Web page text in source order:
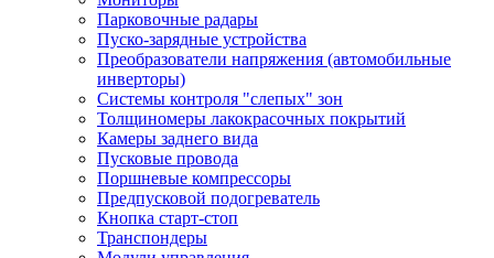
Парковочные радары
Пуско-зарядные устройства
Преобразователи напряжения (автомобильные
инверторы)
Системы контроля "слепых" зон
Толщиномеры лакокрасочных покрытий
Камеры заднего вида
Пусковые провода
Поршневые компрессоры
Предпусковой подогреватель
Кнопка старт-стоп
Транспондеры